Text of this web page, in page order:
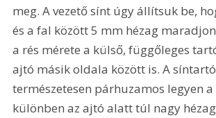
meg. A vezető sínt úgy állítsuk be,
és a fal között 5 mm hézag
a rés mérete a külső, függőleges
ajtó másik oldala között is. A
természetesen párhuzamos legyen
különben az ajtó alatt túl nagy